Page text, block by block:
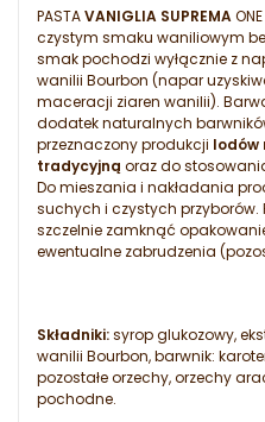
PASTAVANIGLIA SUPREMA
czystym smaku waniliowym
smak pochodzi wyłącznie z
wanilii Bourbon (napar
maceracji ziaren wanilii).
dodatek naturalnych
przeznaczony produkcji lodów
tradycyjną oraz do
Do mieszania i nakładania
suchych i czystych przyborów.
szczelnie zamknąć
ewentualne zabrudzenia
Składniki:syrop glukozowy,
wanilii Bourbon, barwnik:
pozostałe orzechy, orzechy
pochodne.